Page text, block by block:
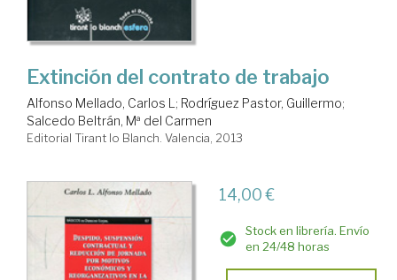
Extinción del contrato de trabajo
Alfonso Mellado, Carlos L; Rodríguez Pastor, Guillermo;
Salcedo Beltrán, Mª del Carmen
Editorial Tirant lo Blanch. Valencia, 2013
14,00 €
Stock en librería. Envío
en 24/48 horas